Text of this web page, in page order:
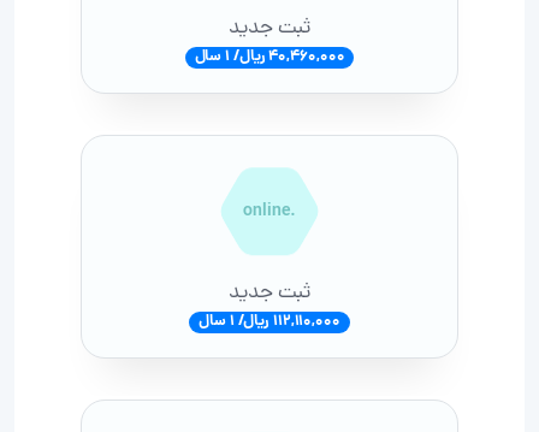
ثبت جدید
40,460,000 ریال/ 1 سال
.online
ثبت جدید
112,110,000 ریال/ 1 سال